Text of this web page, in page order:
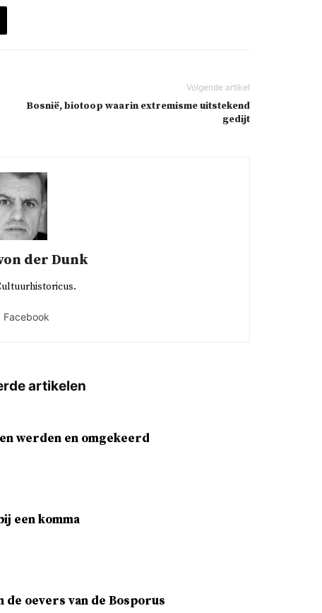
Bosnië, biotoop waarin extremisme uitstekend
gedijt
der Dunk
Facebook
werden en omgekeerd
een komma
de oevers van de Bosporus